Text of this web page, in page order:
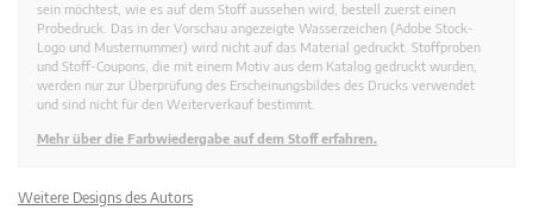
sein möchtest, wie es auf dem Stoff aussehen wird, bestell zuerst einen
Probedruck. Das in der Vorschau angezeigte Wasserzeichen (Adobe Stock-
Logo und Musternummer) wird nicht auf das Material gedruckt. Stoffproben
und Stoff-Coupons, die mit einem Motiv aus dem Katalog gedruckt wurden,
werden nur zur Überprüfung des Erscheinungsbildes des Drucks verwendet
und sind nicht für den Weiterverkauf bestimmt.
Mehr über die Farbwiedergabe auf dem Stoff erfahren.
Weitere Designs des Autors